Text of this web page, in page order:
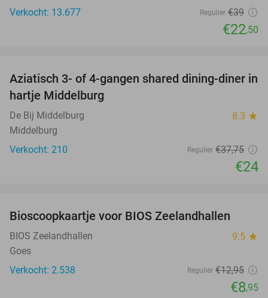
Verkocht: 13.677
Regulier €39
€22,50
36%
Aziatisch 3- of 4-gangen shared dining-diner in
hartje Middelburg
De Bij Middelburg 8.3 star
Middelburg
Verkocht: 210
Regulier €37,75
€24
Bioscoopkaartje voor BIOS Zeelandhallen
BIOS Zeelandhallen 9.5 star
Goes
Verkocht: 2.538
Regulier €12,95
€8,95